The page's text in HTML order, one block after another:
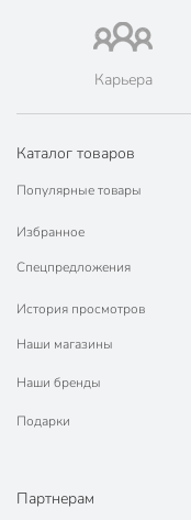
Карьера
Каталог товаров
Популярные товары
Избранное
Спецпредложения
История просмотров
Наши магазины
Наши бренды
Подарки
Партнерам